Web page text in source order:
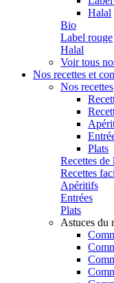
Halal
Bio
Label rouge
Halal
Voir tous
Nos recettes et
Nos recettes
Plats
Recettes de
Recettes
Apéritifs
Entrées
Plats
Astuces du